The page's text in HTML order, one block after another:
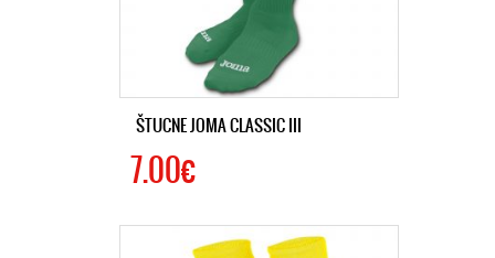
ŠTUCNE JOMA CLASSIC III
7.00€